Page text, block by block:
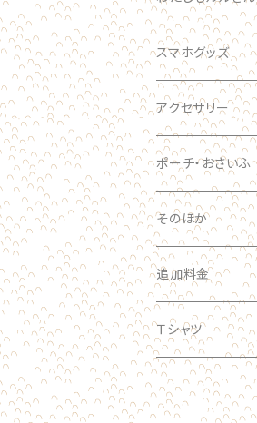
ブローチ
おおきい
キーホルダー
スマホグッズ
スマホケース
手帳型ケース
スマホリング
アクセサリー
ポーチ・おさいふ
そのほか
追加料金
Ｔシャツ